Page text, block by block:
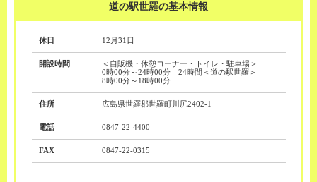
道の駅世羅の基本情報
休日 12月31日
開設時間
＜自販機・休憩コーナー・トイレ・駐車場＞
0時00分～24時00分 24時間＜道の駅世羅＞
8時00分～18時00分
住所 広島県世羅郡世羅町川尻2402-1
電話 0847-22-4400
FAX 0847-22-0315